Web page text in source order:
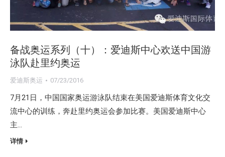
备战奥运系列（十）：爱迪斯中心欢送中国游
泳队赴里约奥运
爱迪斯奥运 07/23/2016
7月21日，中国国家奥运游泳队结束在美国爱迪斯体育文化交
流中心的训练，奔赴里约奥运会参加比赛。美国爱迪斯中心
主…
详情